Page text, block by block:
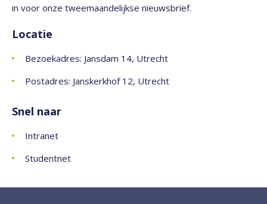
in voor onze tweemaandelijkse nieuwsbrief.
Locatie
Bezoekadres: Jansdam 14, Utrecht
Postadres: Janskerkhof 12, Utrecht
Snel naar
Intranet
Studentnet